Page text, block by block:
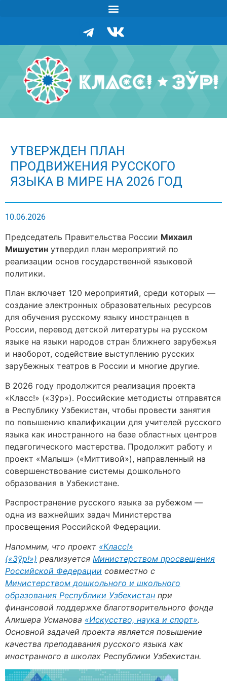
УТВЕРЖДЕН ПЛАН
ПРОДВИЖЕНИЯ РУССКОГО
ЯЗЫКА В МИРЕ НА 2026 ГОД
10.06.2026
Председатель Правительства России Михаил
Мишустин утвердил план мероприятий по
реализации основ государственной языковой
политики.
План включает 120 мероприятий, среди которых —
создание электронных образовательных ресурсов
для обучения русскому языку иностранцев в
России, перевод детской литературы на русском
языке на языки народов стран ближнего зарубежья
и наоборот, содействие выступлению русских
зарубежных театров в России и многие другие.
В 2026 году продолжится реализация проекта
«Класс!» («Зўр»). Российские методисты отправятся
в Республику Узбекистан, чтобы провести занятия
по повышению квалификации для учителей русского
языка как иностранного на базе областных центров
педагогического мастерства. Продолжит работу и
проект «Малыш» («Миттивой»), направленный на
совершенствование системы дошкольного
образования в Узбекистане.
Распространение русского языка за рубежом —
одна из важнейших задач Министерства
просвещения Российской Федерации.
Напомним, что проект «Класс!»
(«Зўр!») реализуется Министерством просвещения
Российской Федерации совместно с
Министерством дошкольного и школьного
образования Республики Узбекистан при
финансовой поддержке благотворительного фонда
Алишера Усманова «Искусство, наука и спорт».
Основной задачей проекта является повышение
качества преподавания русского языка как
иностранного в школах Республики Узбекистан.